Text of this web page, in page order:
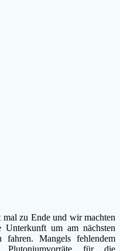
mal zu Ende und wir machten
um am nächsten
Mangels fehlendem